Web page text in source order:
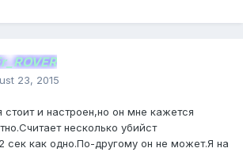
23, 2015
стоит и настроен,но он мне кажется
несколько убийст
сек как одно.По-другому он не может.Я на